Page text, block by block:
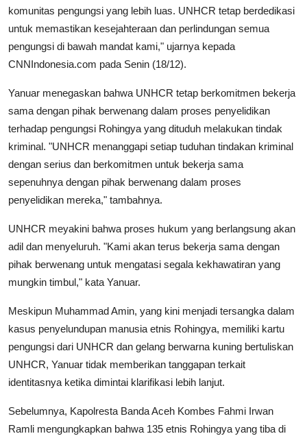
komunitas pengungsi yang lebih luas. UNHCR tetap berdedikasi
untuk memastikan kesejahteraan dan perlindungan semua
pengungsi di bawah mandat kami," ujarnya kepada
CNNIndonesia.com pada Senin (18/12).
Yanuar menegaskan bahwa UNHCR tetap berkomitmen bekerja
sama dengan pihak berwenang dalam proses penyelidikan
terhadap pengungsi Rohingya yang dituduh melakukan tindak
kriminal. "UNHCR menanggapi setiap tuduhan tindakan kriminal
dengan serius dan berkomitmen untuk bekerja sama
sepenuhnya dengan pihak berwenang dalam proses
penyelidikan mereka," tambahnya.
UNHCR meyakini bahwa proses hukum yang berlangsung akan
adil dan menyeluruh. "Kami akan terus bekerja sama dengan
pihak berwenang untuk mengatasi segala kekhawatiran yang
mungkin timbul," kata Yanuar.
Meskipun Muhammad Amin, yang kini menjadi tersangka dalam
kasus penyelundupan manusia etnis Rohingya, memiliki kartu
pengungsi dari UNHCR dan gelang berwarna kuning bertuliskan
UNHCR, Yanuar tidak memberikan tanggapan terkait
identitasnya ketika dimintai klarifikasi lebih lanjut.
Sebelumnya, Kapolresta Banda Aceh Kombes Fahmi Irwan
Ramli mengungkapkan bahwa 135 etnis Rohingya yang tiba di